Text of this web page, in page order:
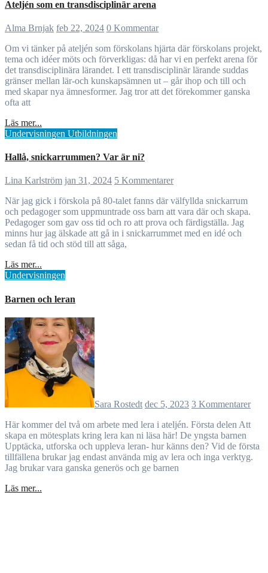
Ateljén som en transdisciplinär arena
Alma Brnjak feb 22, 2024 0 Kommentar
Om vi tänker på ateljén som förskolans hjärta där förskolans projekt,
tema och idéer möts och förverkligas: då har vi en perfekt arena för
det transdisciplinära lärandet. I ett transdisciplinär lärande suddas
gränser mellan lär-och kunskapsämnen ut – går ihop och till och
med skapar nya ämnesformer. Jag tror att det förekommer ganska
ofta att
Läs mer...
Undervisningen Utbildningen
Hallå, snickarrummen? Var är ni?
Lina Karlström jan 31, 2024 5 Kommentarer
När jag gick i förskola på 80-talet fanns där välfyllda snickarrum
och pedagoger som uppmuntrade oss barn att vara där och skapa.
Pedagoger som gav oss tid och ro att prova och färdigställa. Jag
minns hur jag älskade att gå in i snickarrummet med en idé och
sedan få tid och stöd till att såga,
Läs mer...
Undervisningen
Barnen och leran
Sara Rostedt dec 5, 2023 3 Kommentarer
Här kommer del två om arbete med lera i ateljén. Första delen Att
skapa en mötesplats kring lera kan ni läsa här! De yngsta barnen
Upptäcka, utforska och uppleva leran- hur känns den? Vid de första
tillfällena brukar jag endast använda mig av lera och inga verktyg.
Jag brukar vara ganska generös och ge barnen
Läs mer...